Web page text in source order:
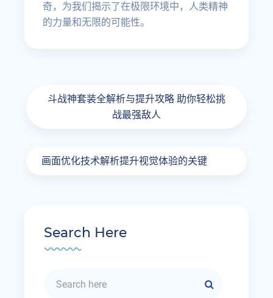
奇，为我们揭示了在极限环境中，人类精神
的力量和无限的可能性。
斗战神套装全解析与提升攻略 助你轻松挑
战最强敌人
画面优化技术解析提升视觉体验的关键
Search Here